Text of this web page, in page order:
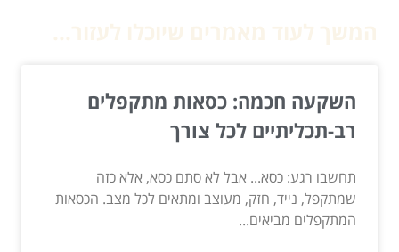
השקעה חכמה: כסאות מתקפלים
רב-תכליתיים לכל צורך
תחשבו רגע: כסא... אבל לא סתם כסא, אלא כזה
שמתקפל, נייד, חזק, מעוצב ומתאים לכל מצב. הכסאות
המתקפלים מביאים...